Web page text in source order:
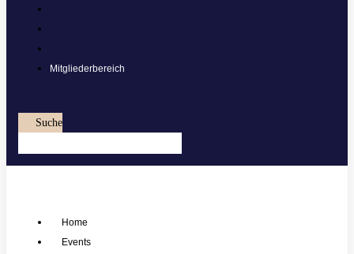
Mitgliederbereich
Suche
Home
Events